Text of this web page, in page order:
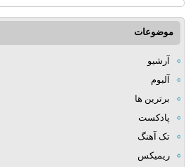
موضوعات
آرشیو
آلبوم
برترین ها
پادکست
تک آهنگ
ریمیکس